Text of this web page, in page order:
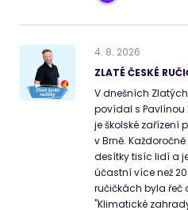
4. 8. 2026
ZLATÉ ČESKÉ
V dnešních
povídal s Pavlínou
je školské zařízení
v Brně.
desítky tisíc lidí a
účastní více než
ručičkách byla řeč
"Klimatické